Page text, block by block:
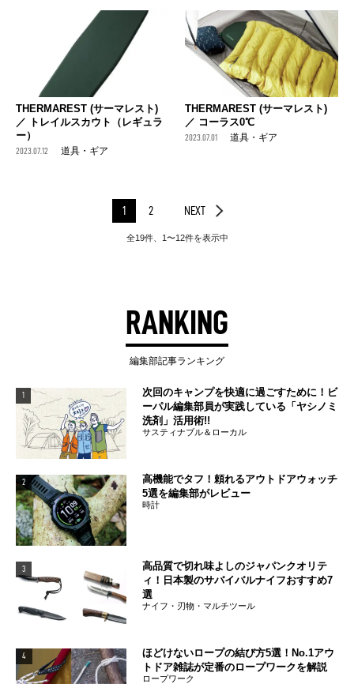
THERMAREST (サーマレスト)
／ トレイルスカウト（レギュラ
ー）
2023.07.12 道具・ギア
THERMAREST (サーマレスト)
／ コーラス0℃
2023.07.01 道具・ギア
1 2 NEXT
全19件、1〜12件を表示中
RANKING
編集部記事ランキング
1
次回のキャンプを快適に過ごすために！ビ
ーパル編集部員が実践している「ヤシノミ
洗剤」活用術!!
サスティナブル＆ローカル
2
高機能でタフ！頼れるアウトドアウォッチ
5選を編集部がレビュー
時計
3
高品質で切れ味よしのジャパンクオリテ
ィ！日本製のサバイバルナイフおすすめ7
選
ナイフ・刃物・マルチツール
4
ほどけないロープの結び方5選！No.1アウ
トドア雑誌が定番のロープワークを解説
ロープワーク